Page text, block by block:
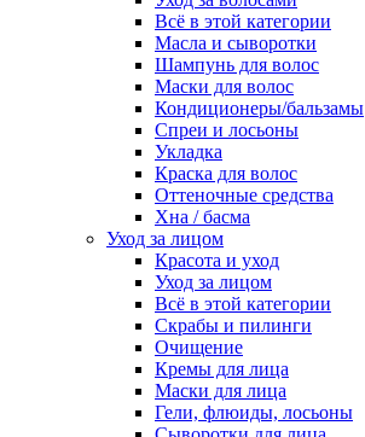
Всё в этой категории
Масла и сыворотки
Шампунь для волос
Маски для волос
Кондиционеры/бальзамы
Спреи и лосьоны
Укладка
Краска для волос
Оттеночные средства
Хна / басма
Уход за лицом
Красота и уход
Уход за лицом
Всё в этой категории
Скрабы и пилинги
Очищение
Кремы для лица
Маски для лица
Гели, флюиды, лосьоны